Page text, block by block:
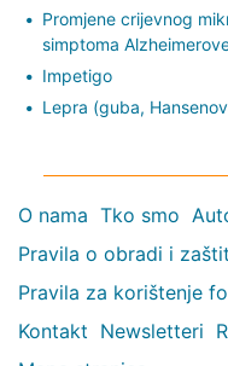
Promjene crijevnog
simptoma
Impetigo
Lepra (guba,
O nama Tko smo
Pravila o obradi i
Pravila za korištenje
Kontakt Newsletteri